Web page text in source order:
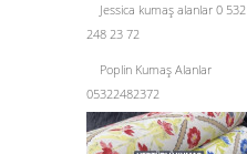
Jessica kumaş alanlar 0 532
248 23 72
Poplin Kumaş Alanlar
05322482372